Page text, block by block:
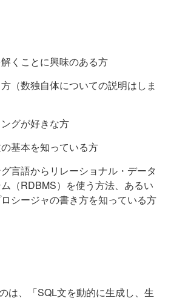
くことに興味のある方
（数独自体についての説明はしま
グが好きな方
基本を知っている方
言語からリレーショナル・データ
（RDBMS）を使う方法、あるい
シージャの書き方を知っている方
は、「SQL文を動的に生成し、生